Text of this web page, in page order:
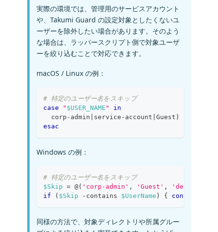
実際の環境では、管理用のサービスアカウント
や、Takumi Guard の設定対象としたくないユ
ーザーを除外したい場合があります。そのよう
な場合は、ラッパースクリプト側で対象ユーザ
ーを絞り込むことで対応できます。
macOS / Linux の例：
# 特定のユーザー名をスキップ
case
" $USER_NAME "
in
  corp-admin
service-account Guest )
esac
Windows の例：
# 特定のユーザー名をスキップ
$Skip = @( 'corp-admin' , 'Guest' ,
if
( $Skip -contains $UserName ) { continue
同様の方法で、対象ディレクトリや所属グルー